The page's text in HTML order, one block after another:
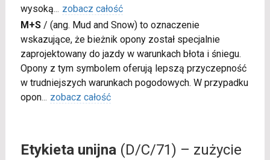
wysoką... zobacz całość
M+S/ (ang. Mud and Snow) to oznaczenie
wskazujące, że bieżnik opony został specjalnie
zaprojektowany do jazdy w warunkach błota i śniegu.
Opony z tym symbolem oferują lepszą przyczepność
w trudniejszych warunkach pogodowych. W przypadku
opon... zobacz całość
Etykieta unijna(D/C/71) – zużycie